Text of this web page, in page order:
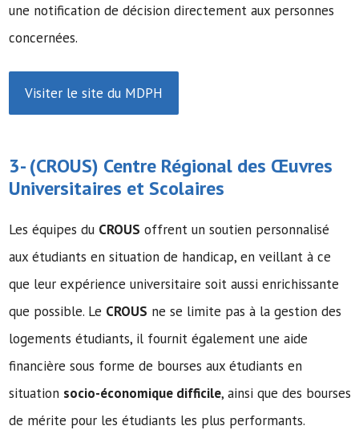
une notification de décision directement aux personnes
concernées.
Visiter le site du MDPH
3- (CROUS) Centre Régional des Œuvres
Universitaires et Scolaires
Les équipes du CROUS offrent un soutien personnalisé
aux étudiants en situation de handicap, en veillant à ce
que leur expérience universitaire soit aussi enrichissante
que possible. Le CROUS ne se limite pas à la gestion des
logements étudiants, il fournit également une aide
financière sous forme de bourses aux étudiants en
situation socio-économique difficile, ainsi que des bourses
de mérite pour les étudiants les plus performants.